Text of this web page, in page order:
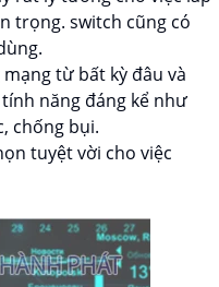
trọng. switch cũng có
từ bất kỳ đâu và
năng đáng kể như
chống bụi.
tuyệt vời cho việc